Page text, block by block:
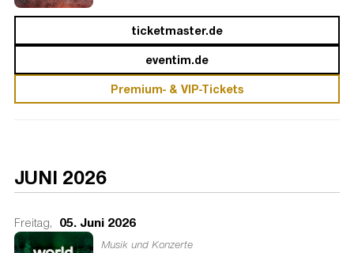
ticketmaster.de
eventim.de
Premium- & VIP-Tickets
JUNI 2026
Freitag, 05. Juni 2026
Musik und Konzerte